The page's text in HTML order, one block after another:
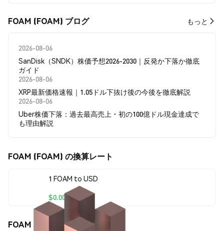
FOAM (FOAM) ブログ もっと
2026-08-06
SanDisk（SNDK）株価予想2026-2030｜反発か下落か徹底
ガイド
2026-08-06
XRP最新価格速報｜1.05ドル下抜け後の今後を徹底解説
2026-08-06
Uber株価下落：過去最高売上・初の100億ドル現金達成で
も理由解説
FOAM (FOAM) の換算レート
1 FOAM to USD
$0.0000588
FOAM (FOAM) の価格変動